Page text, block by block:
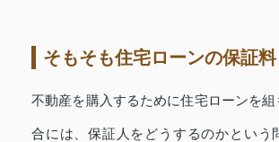
そもそも住宅ローンの保証料
不動産を購入するために住宅ローンを
合には、保証人をどうするのかという